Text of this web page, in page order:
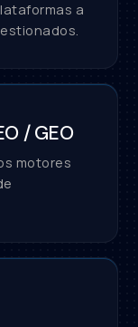
a
/ GEO
motores